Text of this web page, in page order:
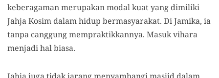
keberagaman merupakan modal kuat yang dimiliki
Jahja Kosim dalam hidup bermasyarakat. Di Jamika, ia
tanpa canggung mempraktikkannya. Masuk vihara
menjadi hal biasa.